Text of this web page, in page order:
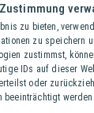
Zustimmung
zu bieten,
zu speichern
zustimmst,
IDs auf dieser
oder
beeinträchtigt werden.
Zwickl ist
Es
karamelliges
wird,